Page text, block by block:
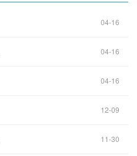
04-16
04-16
04-16
12-09
11-30